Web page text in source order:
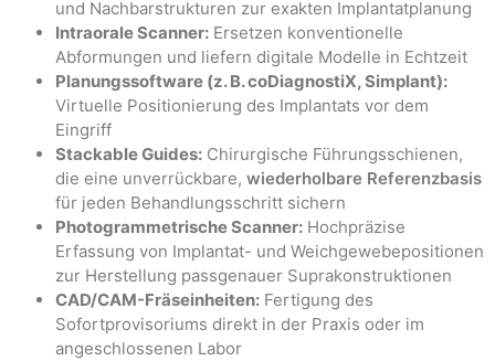
und Nachbarstrukturen zur exakten Implantatplanung
Intraorale Scanner: Ersetzen konventionelle
Abformungen und liefern digitale Modelle in Echtzeit
Planungssoftware (z. B. coDiagnostiX, Simplant):
Virtuelle Positionierung des Implantats vor dem
Eingriff
Stackable Guides: Chirurgische Führungsschienen,
die eine unverrückbare, wiederholbare Referenzbasis
für jeden Behandlungsschritt sichern
Photogrammetrische Scanner: Hochpräzise
Erfassung von Implantat- und Weichgewebepositionen
zur Herstellung passgenauer Suprakonstruktionen
CAD/CAM-Fräseinheiten: Fertigung des
Sofortprovisoriums direkt in der Praxis oder im
angeschlossenen Labor